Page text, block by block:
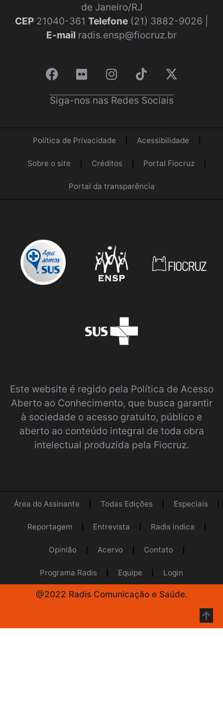
de Janeiro/RJ
CEP 21040-361 Telefone (21) 3882-9026 |
E-mail radis.ensp@fiocruz.br
Siga-nos nas Redes Sociais
Política de Privacidade Acessibilidade
Sobre o site Créditos Portal Fiocruz
Portal da transparência
Este website é regido pela Política de Acesso
Aberto ao Conhecimento, que busca garantir
à sociedade o acesso gratuito, público e
aberto ao conteúdo integral de toda obra
intelectual produzida pela Fiocruz.
Área do Assinante Todas Edições Especiais
Reportagem Entrevista Radis indica
Opinião Acervo Contato
Programa Radis Equipe Login
@2022 Radis Comunicação e Saúde.